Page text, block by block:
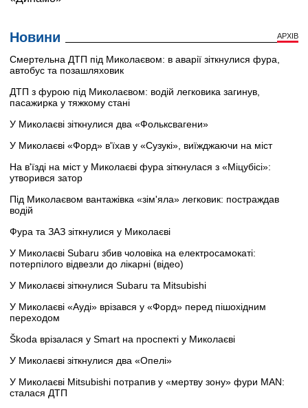
Новини АРХІВ
Смертельна ДТП під Миколаєвом: в аварії зіткнулися фура,
автобус та позашляховик
ДТП з фурою під Миколаєвом: водій легковика загинув,
пасажирка у тяжкому стані
У Миколаєві зіткнулися два «Фольксвагени»
У Миколаєві «Форд» в'їхав у «Сузукі», виїжджаючи на міст
На в'їзді на міст у Миколаєві фура зіткнулася з «Міцубісі»:
утворився затор
Під Миколаєвом вантажівка «зім'яла» легковик: постраждав
водій
Фура та ЗАЗ зіткнулися у Миколаєві
У Миколаєві Subaru збив чоловіка на електросамокаті:
потерпілого відвезли до лікарні (відео)
У Миколаєві зіткнулися Subaru та Mitsubishi
У Миколаєві «Ауді» врізався у «Форд» перед пішохідним
переходом
Škoda врізалася у Smart на проспекті у Миколаєві
У Миколаєві зіткнулися два «Опелі»
У Миколаєві Mitsubishi потрапив у «мертву зону» фури MAN:
сталася ДТП